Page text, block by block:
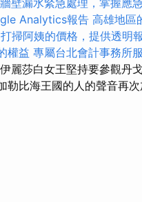
Analytics報告 高雄地區
打掃阿姨的價格，提供透明
權益 專屬台北會計事務所
麗莎白女王堅持要參觀丹
勒比海王國的人的聲音再